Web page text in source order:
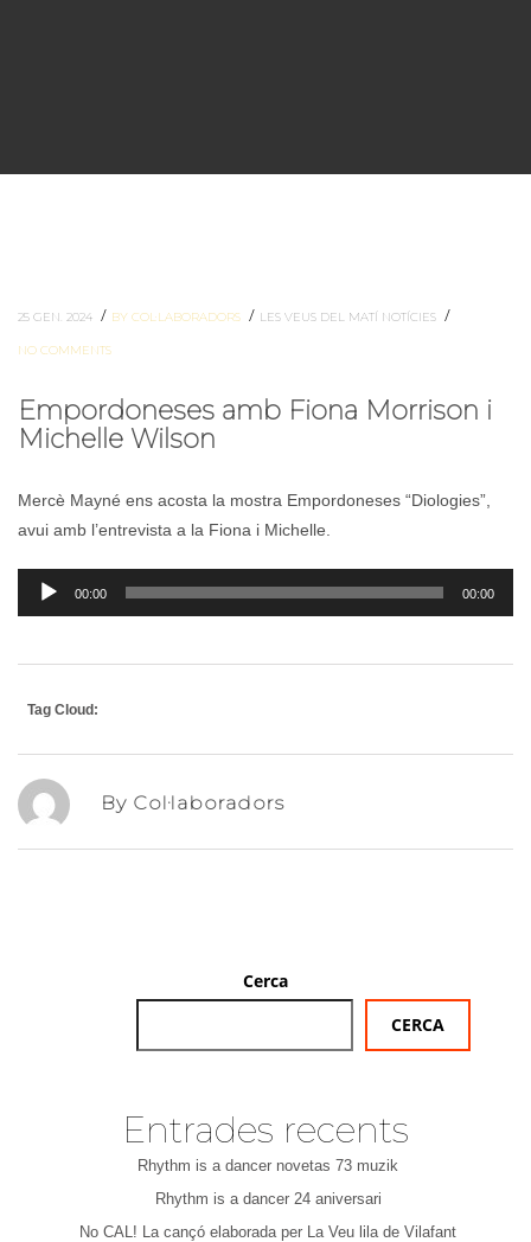
25 GEN. 2024 / BY COL·LABORADORS / LES VEUS DEL MATÍ NOTÍCIES /
NO COMMENTS
Empordoneses amb Fiona Morrison i
Michelle Wilson
Mercè Mayné ens acosta la mostra Empordoneses “Diologies”,
avui amb l’entrevista a la Fiona i Michelle.
Reproductor
d'àudio
00:00 00:00
Tag Cloud:
By Col·laboradors
Cerca
CERCA
Entrades recents
Rhythm is a dancer novetas 73 muzik
Rhythm is a dancer 24 aniversari
No CAL! La cançó elaborada per La Veu lila de Vilafant